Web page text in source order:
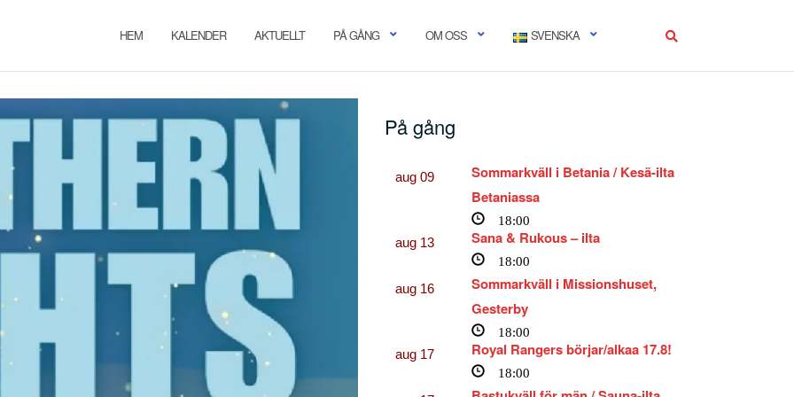
HEM KALENDER AKTUELLT PÅ GÅNG OM OSS SVENSKA
På gång
aug 09
Sommarkväll i Betania / Kesä-ilta
Betaniassa
18:00
aug 13 Sana & Rukous – ilta
18:00
aug 16
Sommarkväll i Missionshuset,
Gesterby
18:00
aug 17 Royal Rangers börjar/alkaa 17.8!
18:00